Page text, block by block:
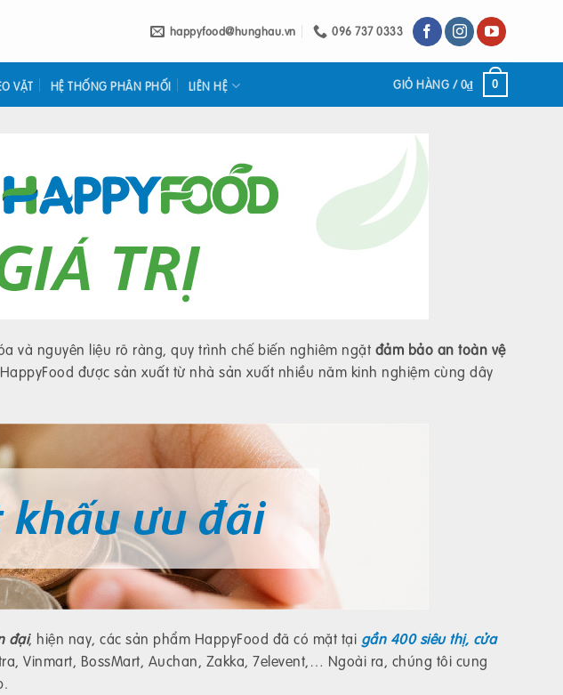
happyfood@hunghau.vn 096 737 0333
VẶT HỆ THỐNG PHÂN PHỐI LIÊN HỆ GIỎ HÀNG /0₫ 0
và nguyên liệu rõ ràng, quy trình chế biến nghiêm ngặt đảm bảo an toàn vệ
được sản xuất từ nhà sản xuất nhiều năm kinh nghiệm cùng dây
đại, hiện nay, các sản phẩm HappyFood đã có mặt tại gần 400 siêu thị, cửa
Vinmart, BossMart, Auchan, Zakka, 7elevent,… Ngoài ra, chúng tôi cung